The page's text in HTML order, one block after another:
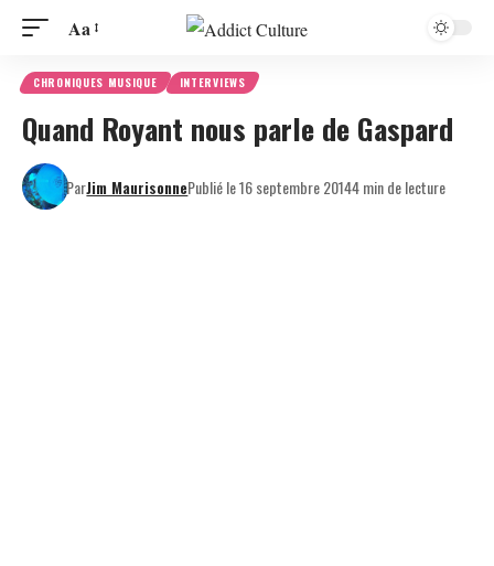
Aa
CHRONIQUES MUSIQUE INTERVIEWS
Quand Royant nous parle de Gaspard
ParJim MaurisonnePublié le 16 septembre 20144 min de lecture